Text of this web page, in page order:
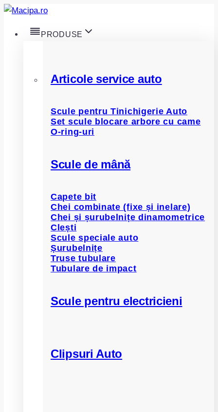
Skip
content
PRODUSE
Articole service auto
Scule pentru Tinichigerie Auto
Set scule blocare arbore cu came
O-ring-uri
Scule de mână
Capete bit
Chei combinate (fixe și inelare)
Chei și șurubelnițe dinamometrice
Clești
Scule speciale auto
Șurubelnițe
Truse tubulare
Tubulare de impact
Scule pentru electricieni
Clipsuri Auto